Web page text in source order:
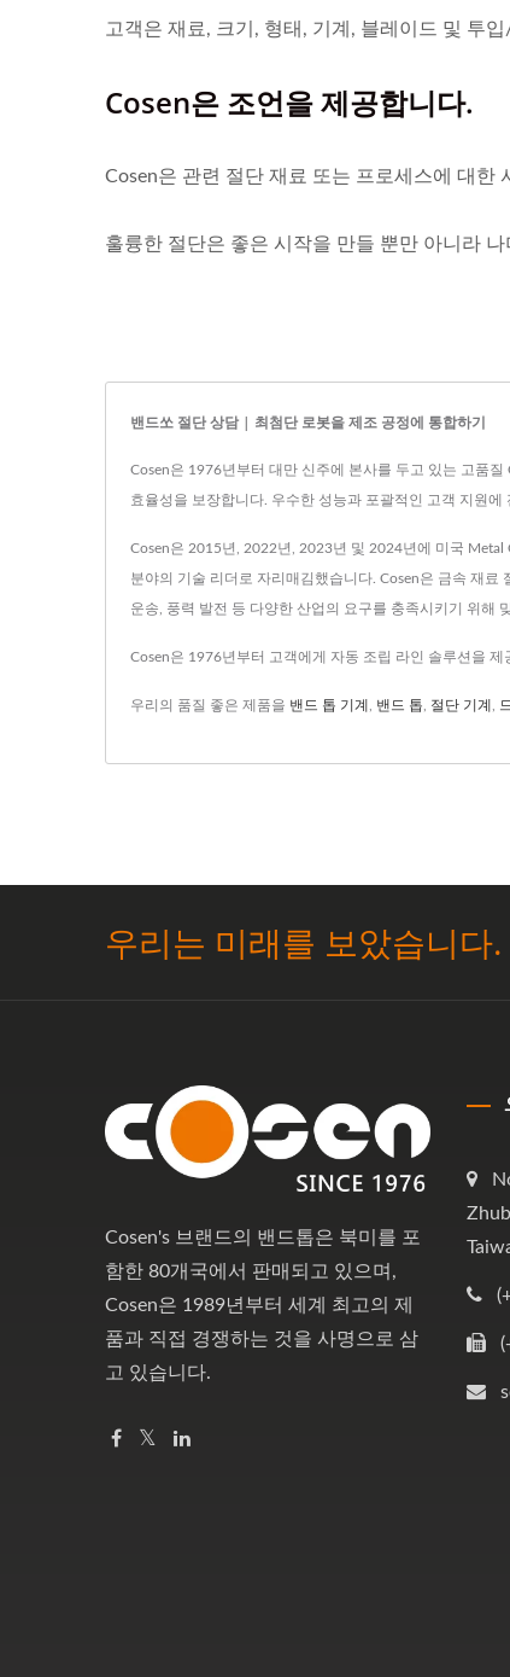
고객은 재료, 크기, 형태, 기계, 블레이드 및 투
Cosen은 조언을 제공합니다.
Cosen은 관련 절단 재료 또는 프로세스에 대한
훌륭한 절단은 좋은 시작을 만들 뿐만 아니라
밴드쏘 절단 상담 | 최첨단 로봇을 제조 공정에 통합하기
Cosen은 1976년부터 대만 신주에 본사를 두고 있는 고품
효율성을 보장합니다. 우수한 성능과 포괄적인 고객 지원
Cosen은 2015년, 2022년, 2023년 및 2024년에 미국
분야의 기술 리더로 자리매김했습니다. Cosen은 금속 재
운송, 풍력 발전 등 다양한 산업의 요구를 충족시키기 위해
Cosen은 1976년부터 고객에게 자동 조립 라인 솔루션을
우리의 품질 좋은 제품을 밴드 톱 기계 밴드 톱 절단 기계
우리는 미래를 보았습니다.
Cosen's 브랜드의 밴드톱은 북미를 포
함한 80개국에서 판매되고 있으며,
Cosen은 1989년부터 세계 최고의 제
품과 직접 경쟁하는 것을 사명으로 삼
고 있습니다.